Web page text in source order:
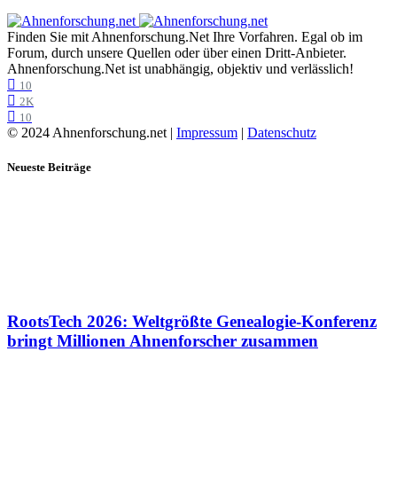
Finden Sie mit Ahnenforschung.Net Ihre Vorfahren. Egal ob im
Forum, durch unsere Quellen oder über einen Dritt-Anbieter.
Ahnenforschung.Net ist unabhängig, objektiv und verlässlich!
10
2K
10
© 2024 Ahnenforschung.net | Impressum | Datenschutz
Neueste Beiträge
RootsTech 2026: Weltgrößte Genealogie-Konferenz
bringt Millionen Ahnenforscher zusammen